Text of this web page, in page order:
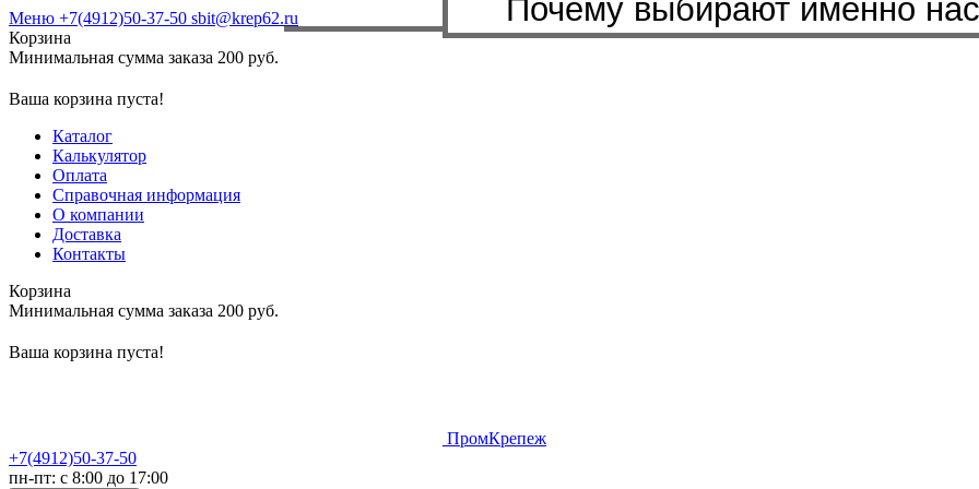
Меню +7(4912)50-37-50 sbit@krep62.ru
Корзина
Минимальная сумма заказа 200 руб.
Ваша корзина пуста!
Каталог
Калькулятор
Оплата
Справочная информация
О компании
Доставка
Контакты
Корзина
Минимальная сумма заказа 200 руб.
Ваша корзина пуста!
ПромКрепеж
+7(4912)50-37-50
пн-пт: с 8:00 до 17:00
Почему выбирают именно